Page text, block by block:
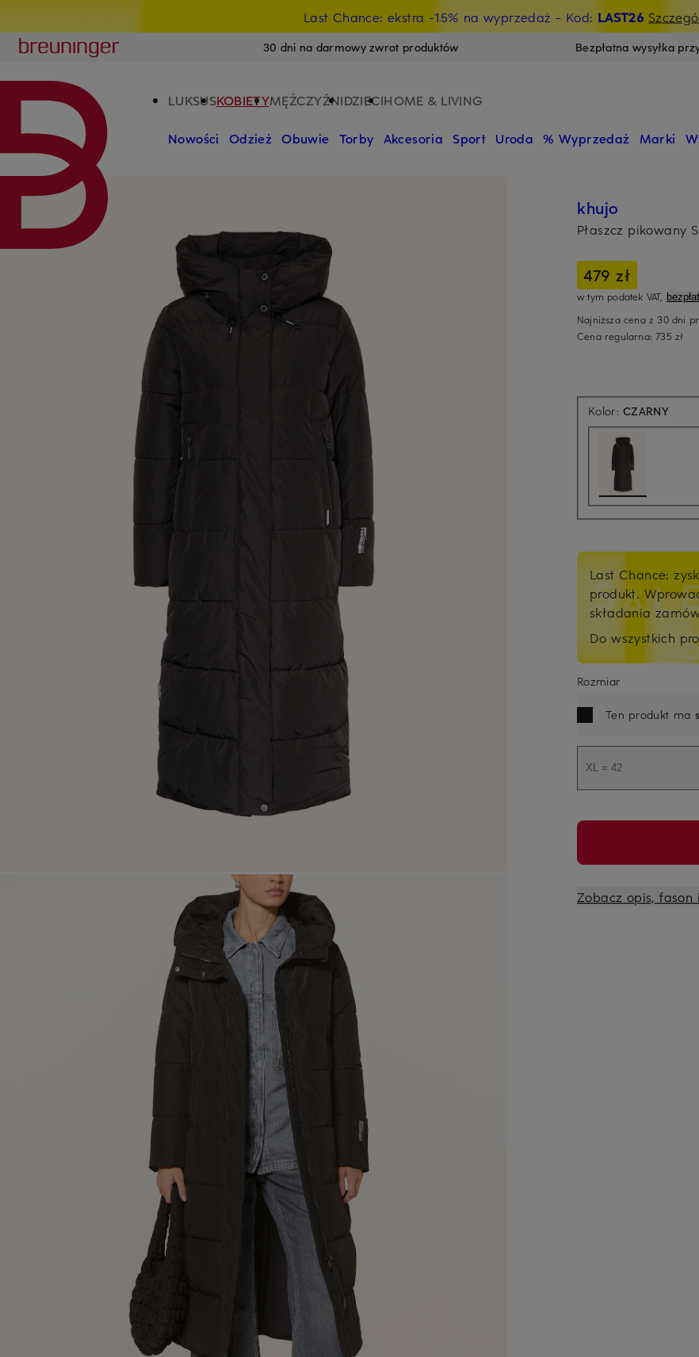
Last Chance: ekstra -15% na wyprzedaż - Kod: LAST26
Breuninger
30 dni na darmowy zwrot produktów Bezpłatna wysyłka
LUKSUSKOBIETYMĘŻCZYŹNIDZIECIHOME & LIVING
Nowości Odzież Obuwie Torby Akcesoria Sport Uroda % Wyprzedaż Marki
khujo
Płaszcz pikowany
479 zł
w tym podatek VAT,
Najniższa cena z 30 dni
Cena regularna:735 zł
Kolor:CZARNY
Last Chance:
produkt.
składania
Do wszystkich
Rozmiar
Ten produkt ma
XL = 42
Zobacz opis, fason